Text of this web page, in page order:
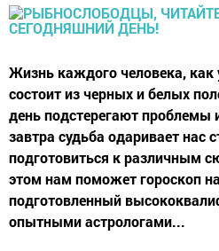
Жизнь каждого человека,
состоит из черных и белых
день подстерегают проблемы
завтра судьба одаривает нас
подготовиться к различным
этом нам поможет гороскоп
подготовленный
опытными астрологами...